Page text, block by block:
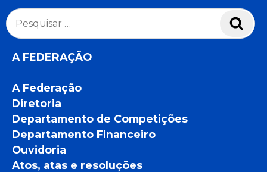
Pesquisar
por:
A FEDERAÇÃO
A Federação
Diretoria
Departamento de Competições
Departamento Financeiro
Ouvidoria
Atos, atas e resoluções